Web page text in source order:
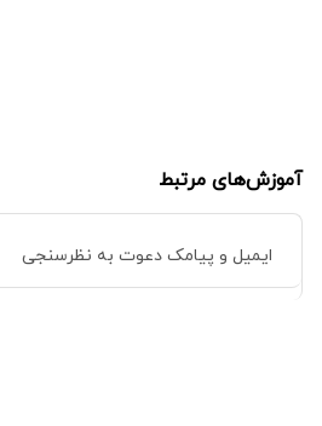
آموزش‌های مرتبط
ایمیل و پیامک دعوت به نظرسنجی